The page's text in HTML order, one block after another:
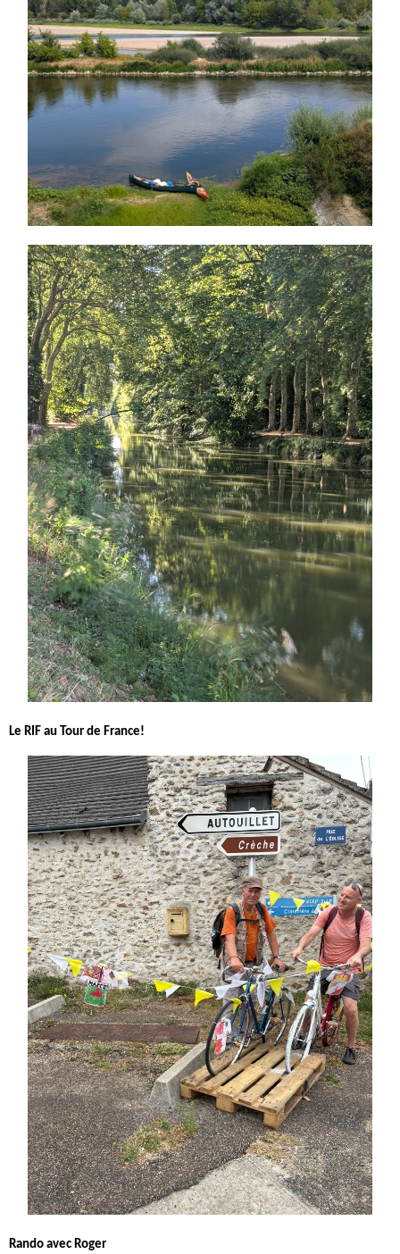
Le RIF au Tour de France!
Rando avec Roger